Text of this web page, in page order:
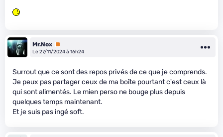
Mr.Nox Premium
Le 27/11/2024 à 16h24
Surrout que ce sont des repos privés de ce que je comprends.
Je peux pas partager ceux de ma boîte pourtant c'est ceux là
qui sont alimentés. Le mien perso ne bouge plus depuis
quelques temps maintenant.
Et je suis pas ingé soft.